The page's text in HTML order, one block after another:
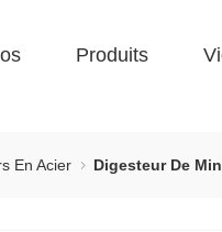
Produits
En Acier Digesteur De